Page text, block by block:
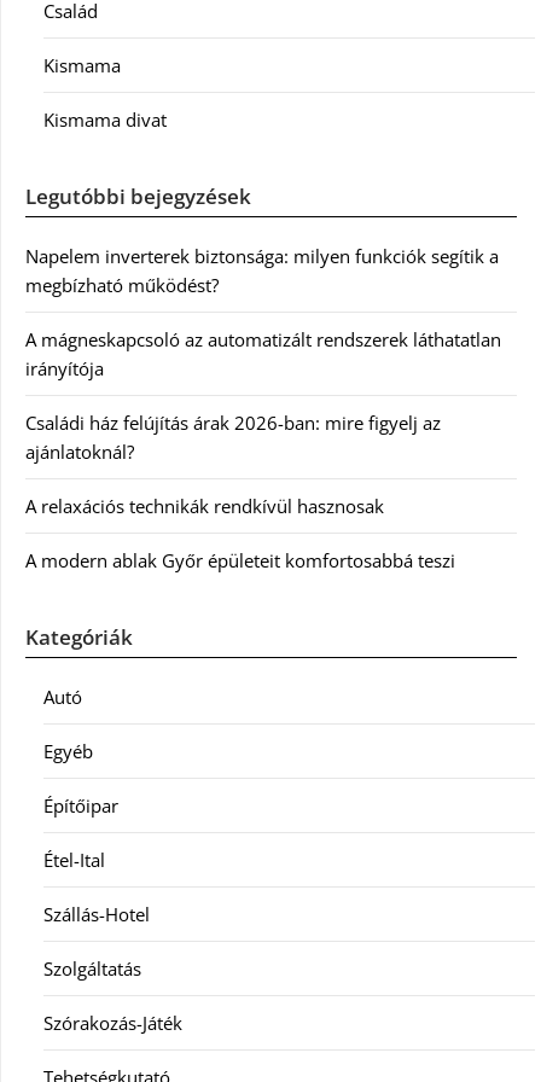
Család
Kismama
Kismama divat
Legutóbbi bejegyzések
Napelem inverterek biztonsága: milyen funkciók segítik a
megbízható működést?
A mágneskapcsoló az automatizált rendszerek láthatatlan
irányítója
Családi ház felújítás árak 2026-ban: mire figyelj az
ajánlatoknál?
A relaxációs technikák rendkívül hasznosak
A modern ablak Győr épületeit komfortosabbá teszi
Kategóriák
Autó
Egyéb
Építőipar
Étel-Ital
Szállás-Hotel
Szolgáltatás
Szórakozás-Játék
Tehetségkutató